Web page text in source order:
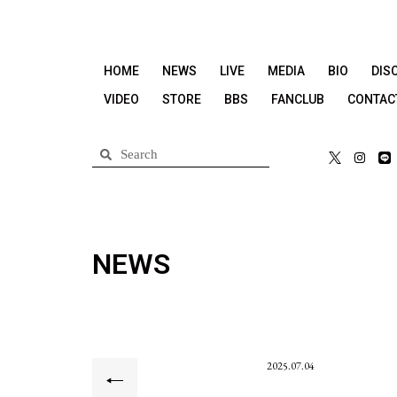
HOME NEWS LIVE MEDIA BIO
VIDEO
STORE BBS FANCLUB
NEWS
2025.07.04